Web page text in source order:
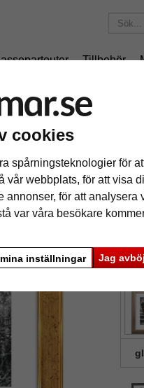
cookies
spårningsteknologier för
vår webbplats, för att visa
annonser, för att analysera
var våra besökare
Jag
inställningar
Tillbehör